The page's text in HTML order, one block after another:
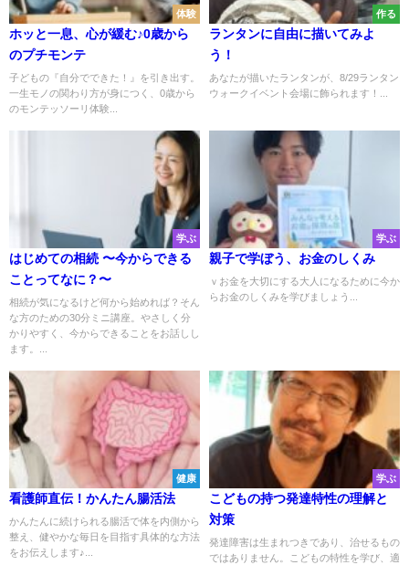
体験
ホッと一息、心が緩む♪0歳から
のプチモンテ
子どもの『自分でできた！』を引き出す。
一生モノの関わり方が身につく、0歳から
のモンテッソーリ体験...
作る
ランタンに自由に描いてみよ
う！
あなたが描いたランタンが、8/29ランタン
ウォークイベント会場に飾られます！...
学ぶ
はじめての相続 〜今からできる
ことってなに？〜
相続が気になるけど何から始めれば？そん
な方のための30分ミニ講座。やさしく分
かりやすく、今からできることをお話しし
ます。...
学ぶ
親子で学ぼう、お金のしくみ
ｖお金を大切にする大人になるために今か
らお金のしくみを学びましょう...
健康
看護師直伝！かんたん腸活法
かんたんに続けられる腸活で体を内側から
整え、健やかな毎日を目指す具体的な方法
をお伝えします♪...
学ぶ
こどもの持つ発達特性の理解と
対策
発達障害は生まれつきであり、治せるもの
ではありません。こどもの特性を学び、適